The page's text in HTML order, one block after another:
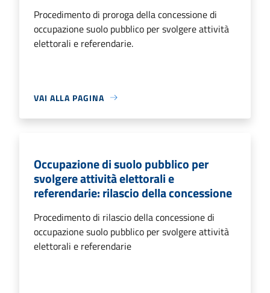
Procedimento di proroga della concessione di
occupazione suolo pubblico per svolgere attività
elettorali e referendarie.
VAI ALLA PAGINA
Occupazione di suolo pubblico per
svolgere attività elettorali e
referendarie: rilascio della concessione
Procedimento di rilascio della concessione di
occupazione suolo pubblico per svolgere attività
elettorali e referendarie